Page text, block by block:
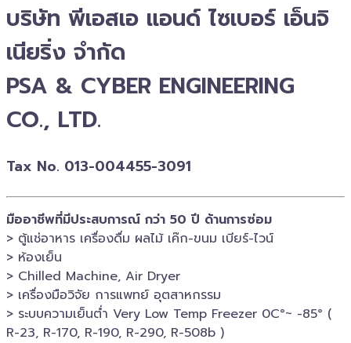
บริษัท พีเอสเอ แอนด์ ไซเบอร์ เอ็นจิ
เนียริ่ง จำกัด
PSA & CYBER ENGINEERING
CO., LTD.
Tax No. 013-004455-3091
มืออาชีพที่มีประสบการณ์ กว่า 50 ปี ด้านการซ่อม
> ตู้แช่อาหาร เครื่องดื่ม ผลไม้ เค๊ก-ขนม เบียร์-ไวน์​
> ห้องเย็น
> Chilled​ Machine, Air Dryer
> เครื่องมือวิจัย การแพทย์​ อุตสาหกรรม
> ระบบความเย็นต่ำ Very Low Temp Freezer 0C°~ -​85° (
R-23, R-170, R-190, R-290, R-508b )